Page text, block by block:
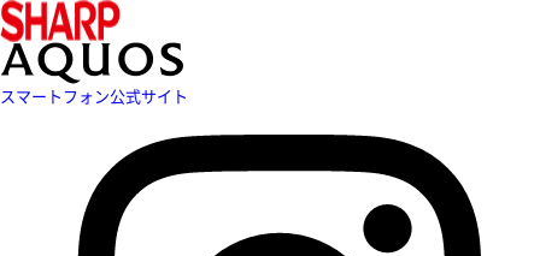
スマートフォン公式サイト